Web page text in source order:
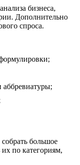
бизнеса,
Дополнительно
спроса.
большое
их по категориям,